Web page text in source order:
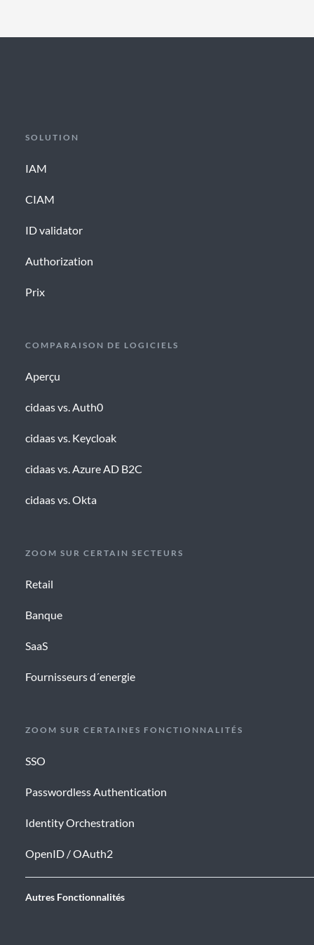
SOLUTION
IAM
CIAM
ID validator
Authorization
Prix
COMPARAISON DE LOGICIELS
Aperçu
cidaas vs. Auth0
cidaas vs. Keycloak
cidaas vs. Azure AD B2C
cidaas vs. Okta
ZOOM SUR CERTAIN SECTEURS
Retail
Banque
SaaS
Fournisseurs d´energie
ZOOM SUR CERTAINES FONCTIONNALITÉS
SSO
Passwordless Authentication
Identity Orchestration
OpenID / OAuth2
Autres Fonctionnalités